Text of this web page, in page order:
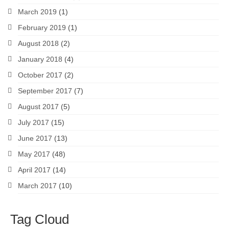
March 2019 (1)
February 2019 (1)
August 2018 (2)
January 2018 (4)
October 2017 (2)
September 2017 (7)
August 2017 (5)
July 2017 (15)
June 2017 (13)
May 2017 (48)
April 2017 (14)
March 2017 (10)
Tag Cloud